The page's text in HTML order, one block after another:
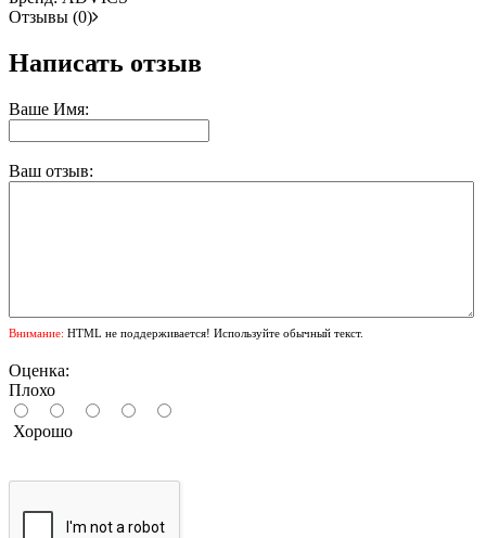
Отзывы (0)
Написать отзыв
Ваше Имя:
Ваш отзыв:
Внимание: HTML не поддерживается! Используйте обычный текст.
Оценка:
Плохо
Хорошо